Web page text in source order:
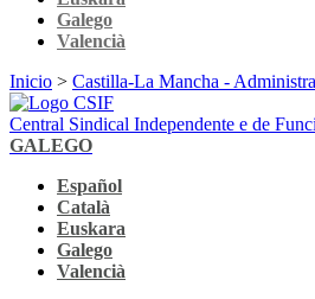
Galego
Valencià
Inicio > Castilla-La Mancha -
Central Sindical Independente e de
GALEGO
Español
Català
Euskara
Galego
Valencià